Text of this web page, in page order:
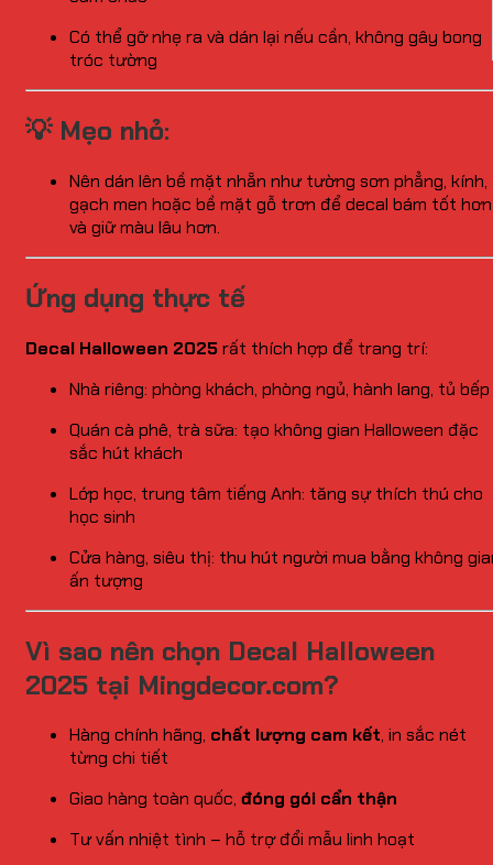
Có thể gỡ nhẹ ra và dán lại nếu cần, không gây bong
tróc tường
💡 Mẹo nhỏ:
Nên dán lên bề mặt nhẵn như tường sơn phẳng, kính,
gạch men hoặc bề mặt gỗ trơn để decal bám tốt hơn
và giữ màu lâu hơn.
Ứng dụng thực tế
Decal Halloween 2025rất thích hợp để trang trí:
Nhà riêng: phòng khách, phòng ngủ, hành lang, tủ bếp
Quán cà phê, trà sữa: tạo không gian Halloween đặc
sắc hút khách
Lớp học, trung tâm tiếng Anh: tăng sự thích thú cho
học sinh
Cửa hàng, siêu thị: thu hút người mua bằng không
ấn tượng
Vì sao nên chọn Decal Halloween
2025 tại Mingdecor.com?
Hàng chính hãng, chất lượng cam kết, in sắc nét
từng chi tiết
Giao hàng toàn quốc, đóng gói cẩn thận
Tư vấn nhiệt tình – hỗ trợ đổi mẫu linh hoạt